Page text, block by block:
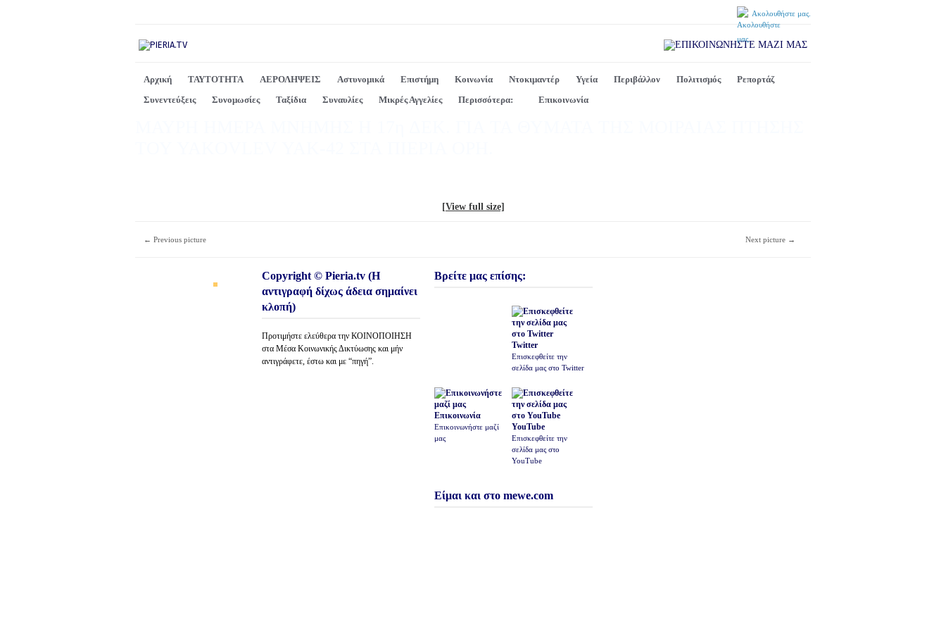
Ακολουθήστε μας.
Αρχική ΤΑΥΤΟΤΗΤΑ ΑΕΡΟΛΗΨΕΙΣ Αστυνομικά Επιστήμη Κοινωνία Ντοκιμαντέρ Υγεία Περιβάλλον Πολιτισμός
Ρεπορτάζ
Συνεντεύξεις
Συνομωσίες Ταξίδια Συναυλίες Μικρές Αγγελίες Περισσότερα: Επικοινωνία
[View full size]
← Previous picture Next picture →
Copyright © Pieria.tv (Η
αντιγραφή δίχως άδεια σημαίνει
κλοπή)
Προτιμήστε ελεύθερα την ΚΟΙΝΟΠΟΙΗΣΗ
στα Μέσα Κοινωνικής Δικτύωσης και μήν
αντιγράφετε, έστω και με “πηγή”.
Βρείτε μας επίσης:
Twitter
Επισκεφθείτε την
σελίδα μας στο Twitter
Επικοινωνία
Επικοινωνήστε μαζί
μας
YouTube
Επισκεφθείτε την
σελίδα μας στο
YouTube
Είμαι και στο mewe.com